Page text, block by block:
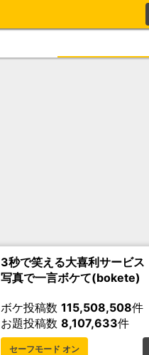
3秒で笑える大喜利サービス
写真で一言ボケて(bokete)
ボケ投稿数 115,508,508件
お題投稿数 8,107,633件
セーフモード オン